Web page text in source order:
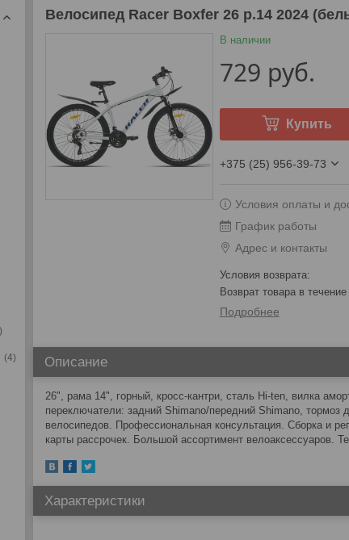
Велосипед Racer Boxfer 26 р.14 2024
В наличии
729 руб.
Купить
+375 (25) 956-39-73
Условия оплаты и
График работы
Адрес и контакты
возврат товара в
Подробнее
Описание
26", рама 14", горный, кросс-кантри, сталь Hi-ten, вилка
переключатели: задний Shimano/передний Shimano,
велосипедов. Профессиональная консультация. Сборка и
карты рассрочек. Большой ассортимент велоаксессуаров.
Характеристики
4